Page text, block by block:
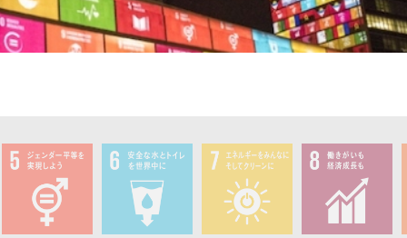
5.ジェンダー 6.水・衛生 7.エネルギー 8.成長・雇用